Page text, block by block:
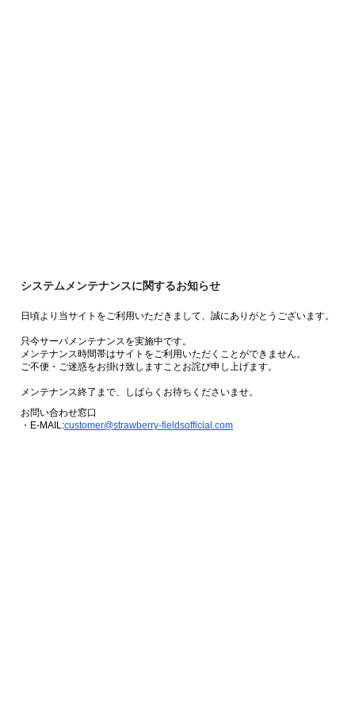
システムメンテナンスに関するお知らせ
日頃より当サイトをご利用いただきまして、誠にありがとうございます。
只今サーバメンテナンスを実施中です。
メンテナンス時間帯はサイトをご利用いただくことができません。
ご不便・ご迷惑をお掛け致しますことお詫び申し上げます。
メンテナンス終了まで、しばらくお待ちくださいませ。
お問い合わせ窓口
・E-MAIL:customer@strawberry-fieldsofficial.com